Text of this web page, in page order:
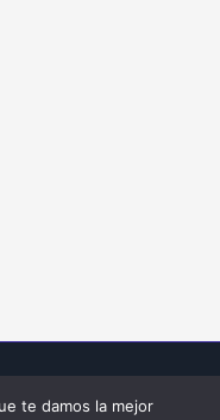
te damos la mejor